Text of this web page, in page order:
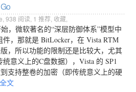
938 阅读, 1 推荐, 收藏
，微软著名的“深层防御体系”模型中
，那就是 BitLocker，在 Vista RTM
，所以功能的限制还是比较大，尤其
意义上的C盘数据），Vista 的 SP1
支持整卷的加密（即传统意义上的硬
文